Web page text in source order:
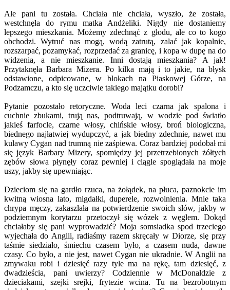
Ale pani tu została. Chciała nie chciała, wyszło, że została,
westchnęła do rymu matka Andżeliki. Nigdy nie dostaniemy
lepszego mieszkania. Możemy zdechnąć z głodu, ale co to kogo
obchodzi. Wytruć nas mogą, wodą zatrutą, zalać jak kopalnie,
rozszarpać, pozamykać, rozprzedać za granicę, i kopa w dupę na do
widzenia, a nie mieszkanie. Inni dostają mieszkania? A jak!
Przytaknęła Barbara Mizera. Po kilka mają i to jakie, na błysk
odstawione, odpicowane, w blokach na Piaskowej Górze, na
Podzamczu, a kto się uczciwie takiego majątku dorobi?
Pytanie pozostało retoryczne. Woda leci czarna jak spalona i
cuchnie zbukami, trują nas, podtruwają, w wodzie pod światło
jakieś farfocle, czarne włosy, chińskie włosy, broń biologiczna,
biednego najłatwiej wydupczyć, a jak biedny zdechnie, nawet mu
kulawy Cygan nad trumną nie zaśpiewa. Coraz bardziej podobał mi
się język Barbary Mizery, spomiędzy jej przetrzebionych żółtych
zębów słowa płynęły coraz pewniej i ciągle spoglądała na moje
uszy, jakby się upewniając.
Dzieciom się na gardło rzuca, na żołądek, na płuca, paznokcie im
kwitną wiosna lato, migdałki, duperele, rozwolnienia. Mnie taka
chrypa męczy, zakaszlała na potwierdzenie swoich słów, jakby w
podziemnym korytarzu przetoczył się wózek z węglem. Dokąd
chciałaby się pani wyprowadzić? Moja somsiadka spod trzeciego
wyjechała do Anglii, radiaśmy razem skręcały w Diorze, się przy
taśmie siedziało, śmiechu czasem było, a czasem nuda, dawne
czasy. Co było, a nie jest, nawet Cygan nie ukradnie. W Anglii na
zmywaku robi i dziesięć razy tyle ma na rękę, tam dziesięć, z
dwadzieścia, pani uwierzy? Codziennie w McDonaldzie z
dzieciakami, szejki srejki, frytezie wcina. Tu na bezrobotnym